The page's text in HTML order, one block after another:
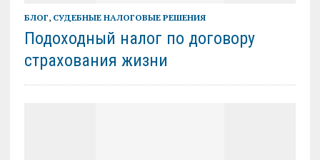
БЛОГ, СУДЕБНЫЕ НАЛОГОВЫЕ РЕШЕНИЯ
Подоходный налог по договору
страхования жизни